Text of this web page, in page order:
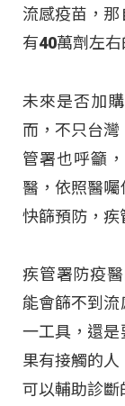
流感疫苗，
有40萬劑左右
未來是否加
而，不只台
管署也呼籲
醫，依照醫
快篩預防，疾
疾管署防疫
能會篩不到
一工具，還
果有接觸的
可以輔助診斷